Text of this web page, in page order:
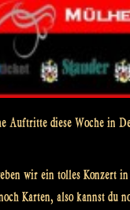
Auftritte diese Woche in
wir ein tolles Konzert
Karten, also kannst du